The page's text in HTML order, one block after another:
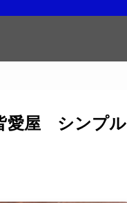
愛屋 シンプル